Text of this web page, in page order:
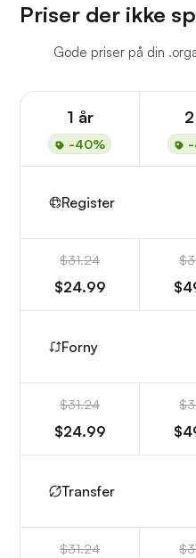
Priser der ikke
Gode priser på din
1 år
-40%
Register
$31.24
$24.99
Forny
$31.24
$24.99
Transfer
$31.24